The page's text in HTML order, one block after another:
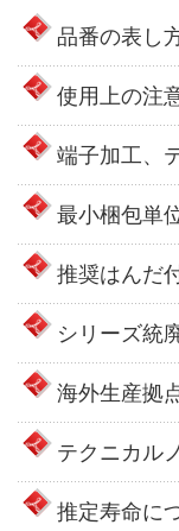
品番の表し
使用上の注
端子加工、
最小梱包単
推奨はんだ
シリーズ統
海外生産拠
テクニカル
推定寿命に